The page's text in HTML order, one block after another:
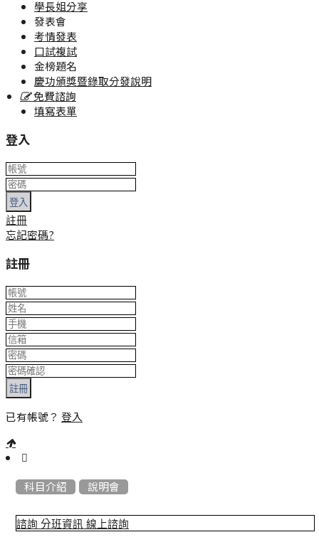
學長姐分享
發表會
考情發表
口試複試
金榜題名
慶功頒獎暨錄取分發說明
免費諮詢
填寫表單
登入
登入
註冊
忘記密碼?
註冊
註冊
已有帳號？ 登入
::: 科目介紹 說明會
諮詢 分班資訊 線上諮詢